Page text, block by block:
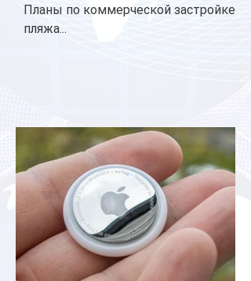
Планы по коммерческой застройке
пляжа...